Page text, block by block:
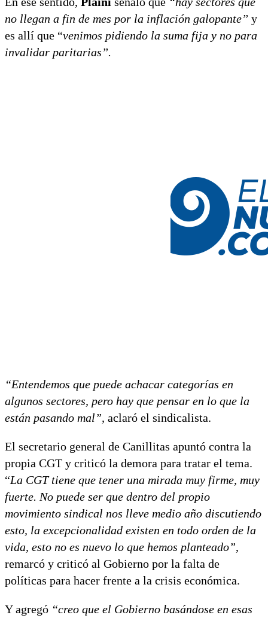
no llegan a fin de mes por la inflación galopante” y
es allí que “venimos pidiendo la suma fija y no para
invalidar paritarias”.
“Entendemos que puede achacar categorías en
algunos sectores, pero hay que pensar en lo que la
están pasando mal”, aclaró el sindicalista.
El secretario general de Canillitas apuntó contra la
propia CGT y criticó la demora para tratar el tema.
“La CGT tiene que tener una mirada muy firme, muy
fuerte. No puede ser que dentro del propio
movimiento sindical nos lleve medio año discutiendo
esto, la excepcionalidad existen en todo orden de la
vida, esto no es nuevo lo que hemos planteado”,
remarcó y criticó al Gobierno por la falta de
políticas para hacer frente a la crisis económica.
Y agregó “creo que el Gobierno basándose en esas